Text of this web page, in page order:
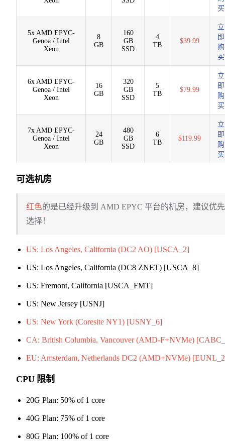
买
5x AMD EPYC-
Genoa / Intel
Xeon
8
GB
160
GB
SSD
4
TB
$39.99
立
即
购
买
6x AMD EPYC-
Genoa / Intel
Xeon
16
GB
320
GB
SSD
5
TB
$79.99
立
即
购
买
7x AMD EPYC-
Genoa / Intel
Xeon
24
GB
480
GB
SSD
6
TB
$119.99
立
即
购
买
可选机房
红色的是已经升级到 AMD EPYC 平台的机房，建议优先
选择！
US: Los Angeles, California (DC2 AO) [USCA_2]
US: Los Angeles, California (DC8 ZNET) [USCA_8]
US: Fremont, California [USCA_FMT]
US: New Jersey [USNJ]
US: New York (Coresite NY1) [USNY_6]
CA: British Columbia, Vancouver (AMD-F+NVMe)
EU: Amsterdam, Netherlands DC2 (AMD+NVMe)
CPU 限制
20G Plan: 50% of 1 core
40G Plan: 75% of 1 core
80G Plan: 100% of 1 core